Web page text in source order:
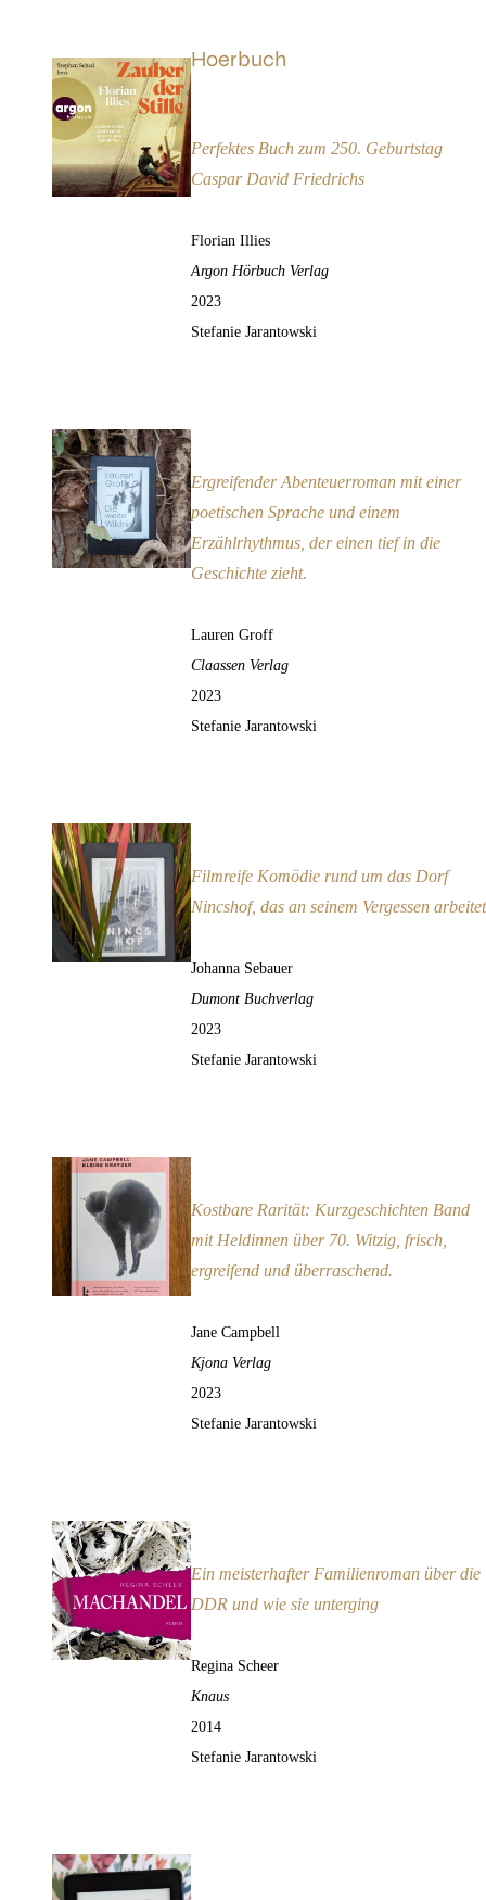
Hoerbuch
Perfektes Buch zum 250. Geburtstag
Caspar David Friedrichs
Florian Illies
Argon Hörbuch Verlag
2023
Stefanie Jarantowski
Ergreifender Abenteuerroman mit einer
poetischen Sprache und einem
Erzählrhythmus, der einen tief in die
Geschichte zieht.
Lauren Groff
Claassen Verlag
2023
Stefanie Jarantowski
Filmreife Komödie rund um das Dorf
Nincshof, das an seinem Vergessen arbeitet
Johanna Sebauer
Dumont Buchverlag
2023
Stefanie Jarantowski
Kostbare Rarität: Kurzgeschichten Band
mit Heldinnen über 70. Witzig, frisch,
ergreifend und überraschend.
Jane Campbell
Kjona Verlag
2023
Stefanie Jarantowski
Ein meisterhafter Familienroman über die
DDR und wie sie unterging
Regina Scheer
Knaus
2014
Stefanie Jarantowski